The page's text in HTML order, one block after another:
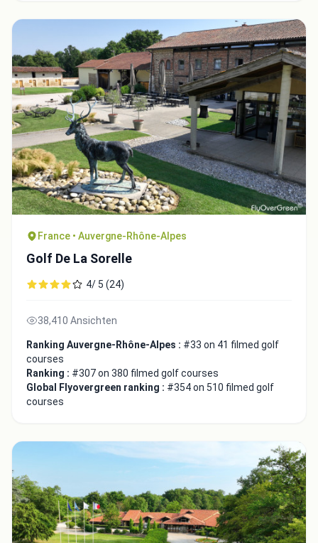
France • Auvergne-Rhône-Alpes
Golf De La Sorelle
4/ 5 (24)
38,410 Ansichten
Ranking Auvergne-Rhône-Alpes : #33 on 41 filmed golf
courses
Ranking : #307 on 380 filmed golf courses
Global Flyovergreen ranking : #354 on 510 filmed golf
courses